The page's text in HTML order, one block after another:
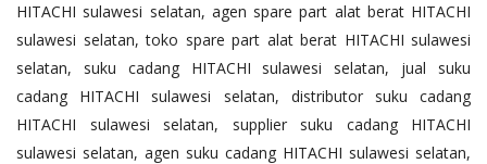
HITACHI sulawesi selatan, agen spare part alat berat HITACHI
sulawesi selatan, toko spare part alat berat HITACHI sulawesi
selatan, suku cadang HITACHI sulawesi selatan, jual suku
cadang HITACHI sulawesi selatan, distributor suku cadang
HITACHI sulawesi selatan, supplier suku cadang HITACHI
sulawesi selatan, agen suku cadang HITACHI sulawesi selatan,